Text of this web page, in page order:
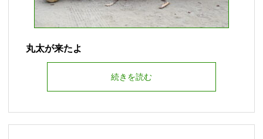
丸太が来たよ
続きを読む